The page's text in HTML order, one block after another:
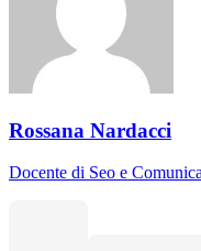
Rossana Nardacci
Docente di Seo e